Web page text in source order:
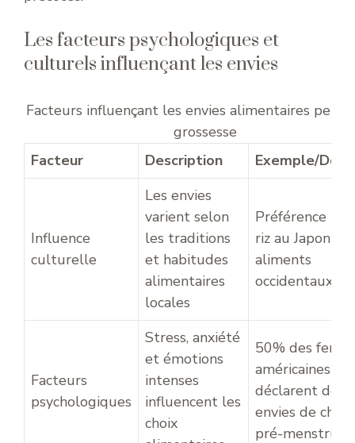
Les facteurs psychologiques et
culturels influençant les envies
Facteurs influençant les envies alimentaires
grossesse
Facteur
Description Exemple/
Influence
culturelle
Les envies
varient selon
les traditions
et habitudes
alimentaires
locales
Préférence
riz au Japon vs.
aliments
occidentaux
Facteurs
psychologiques
Stress, anxiété
et émotions
intenses
influencent les
choix
50% des
américaines
déclarent des
envies de
pré-